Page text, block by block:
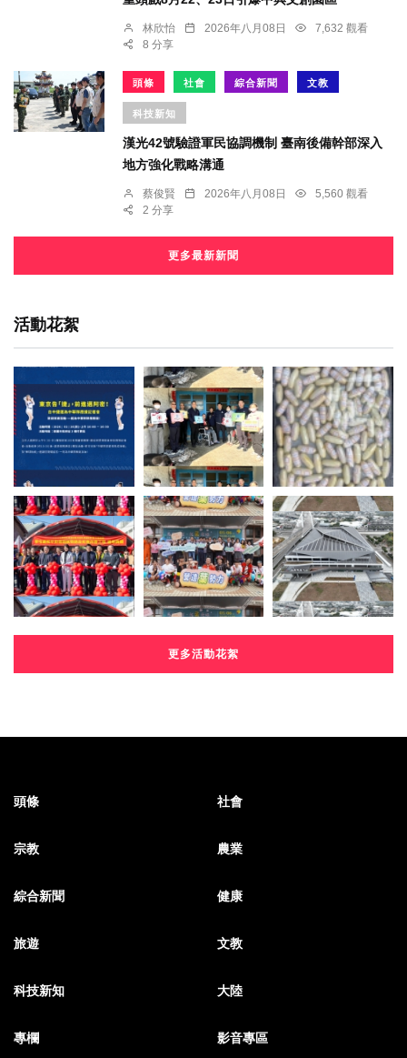
林欣怡 2026年八月08日
7,632 觀看
8 分享
頭條 社會 綜合新聞 文教
科技新知
漢光42號驗證軍民協調機制 臺南後備幹部深入
地方強化戰略溝通
蔡俊賢 2026年八月08日
5,560 觀看
2 分享
更多最新新聞
活動花絮
更多活動花絮
頭條 社會
宗教 農業
綜合新聞 健康
旅遊 文教
科技新知 大陸
專欄 影音專區